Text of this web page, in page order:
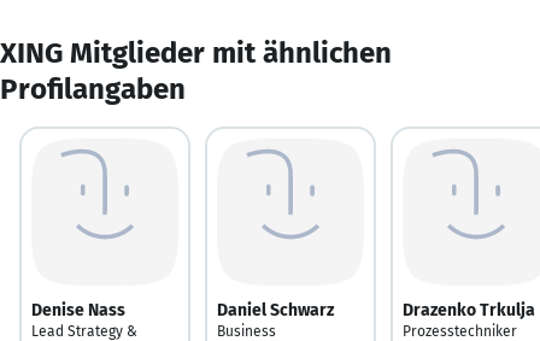
XING Mitglieder mit ähnlichen
Profilangaben
Denise Nass
Lead Strategy &
Daniel Schwarz
Business
Drazenko Trkulja
Prozesstechniker